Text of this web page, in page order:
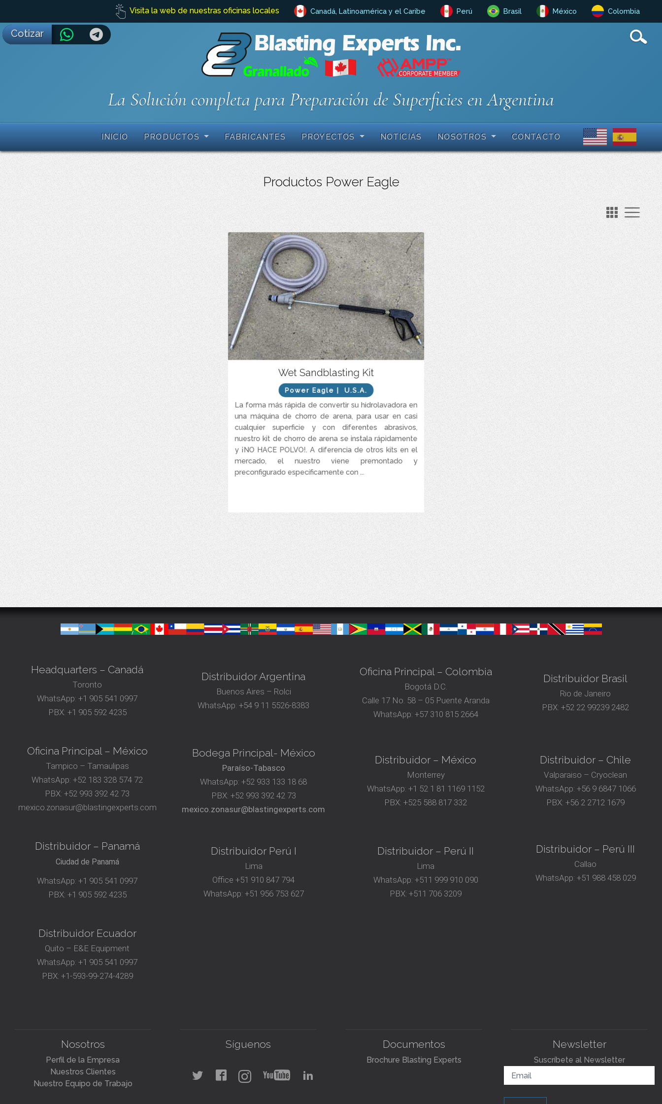
Visita la web de nuestras oficinas locales Canadá, Latinoamérica y el Caribe Perú Brasil México Colombia
La Solución completa para Preparación de Superficies en Argentina
INICIO PRODUCTOS FABRICANTES PROYECTOS NOTICIAS NOSOTROS CONTACTO
Productos Power Eagle
Wet Sandblasting Kit
Power Eagle | U.S.A.
La forma más rápida de convertir su hidrolavadora en
una máquina de chorro de arena, para usar en casi
cualquier superficie y con diferentes abrasivos,
nuestro kit de chorro de arena se instala rápidamente
y ¡NO HACE POLVO!. A diferencia de otros kits en el
mercado, el nuestro viene premontado y
preconfigurado específicamente con ...
Solución practica para preparación de superficies en áreas
Económico y práctico para conexión a hidrolavadoras.
Plug-and-Play listo para conectar y realizar arenado húmedo
(Wet Sandblasting).
Cotizar
Headquarters – Canadá
Toronto
WhatsApp: +1 905 541 0997
PBX: +1 905 592 4235
Distribuidor Argentina
Buenos Aires – Rolci
WhatsApp:+54 9 11 5526-8383
Oficina Principal – Colombia
Bogotá D.C.
Calle 17 No. 58 – 05 Puente Aranda
WhatsApp: +57 310 815 2664
Distribuidor Brasil
Rio de Janeiro
PBX:+52 22 99239 2482
Oficina Principal – México
Tampico – Tamaulipas
WhatsApp:+52 183 328 574 72
PBX:+52 993 392 42 73
mexico.zonasur@blastingexperts.com
Bodega Principal- México
Paraíso-Tabasco
WhatsApp:+52 933 133 18 68
PBX: +52 993 392 42 73
mexico.zonasur@blastingexperts.com
Distribuidor – México
Monterrey
WhatsApp: +1 52 1 81 1169 1152
PBX:+525 588 817 332
Distribuidor – Chile
Valparaiso – Cryoclean
WhatsApp: +56 9 6847 1066
PBX:+56 2 2712 1679
Distribuidor – Panamá
Ciudad de Panamá
WhatsApp: +1 905 541 0997
PBX: +1 905 592 4235
Distribuidor Perú I
Lima
Office+51 910 847 794‬
WhatsApp: +51 956 753 627
Distribuidor – Perú II
Lima
WhatsApp: +511 999 910 090
PBX:+511 706 3209
Distribuidor – Perú III
Callao
WhatsApp: +51 988 458 029
Distribuidor Ecuador
Quito – E&E Equipment
WhatsApp: +1 905 541 0997
PBX: +1-593-99-274-4289
Nosotros
Perfil de la Empresa
Nuestros Clientes
Nuestro Equipo de Trabajo
Síguenos Documentos
Brochure Blasting Experts
Newsletter
Suscríbete al Newsletter